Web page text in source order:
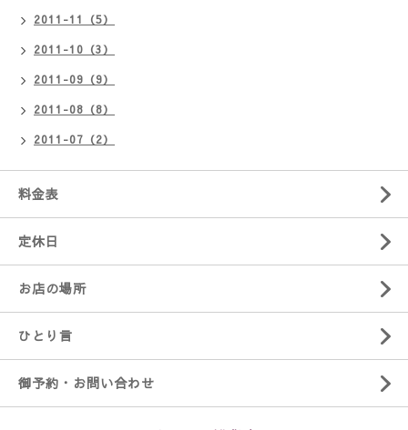
2011-11（5）
2011-10（3）
2011-09（9）
2011-08（8）
2011-07（2）
料金表
定休日
お店の場所
ひとり言
御予約・お問い合わせ